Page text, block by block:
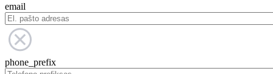
email
phone_prefix